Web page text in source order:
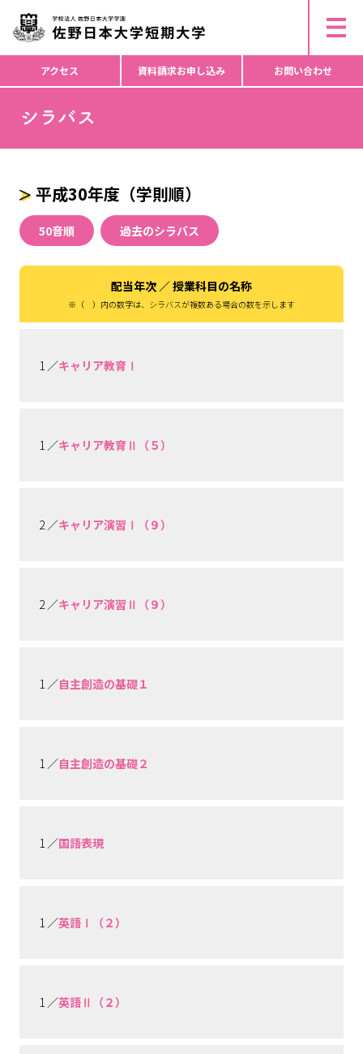
アクセス 資料請求お申し込み お問い合わせ
ド
か
ら
索
▶︎ 個人情報の取り扱いについて
▶︎ コピーライト
平成30年度（学則順）
50音順 過去のシラバス
配当年次 ／ 授業科目の名称
※（ ）内の数字は、シラバスが複数ある場合の数を示します
1 ／キャリア教育Ⅰ
1 ／キャリア教育Ⅱ（５）
2 ／キャリア演習Ⅰ（９）
2 ／キャリア演習Ⅱ（９）
1 ／自主創造の基礎１
1 ／自主創造の基礎２
1 ／国語表現
1 ／英語Ⅰ（２）
1 ／英語Ⅱ（２）